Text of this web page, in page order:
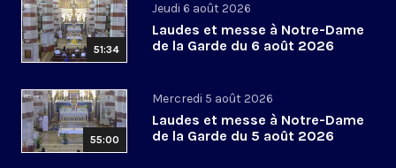
51:34
Jeudi 6 août 2026
Laudes et messe à Notre-Dame
de la Garde du 6 août 2026
55:00
Mercredi 5 août 2026
Laudes et messe à Notre-Dame
de la Garde du 5 août 2026